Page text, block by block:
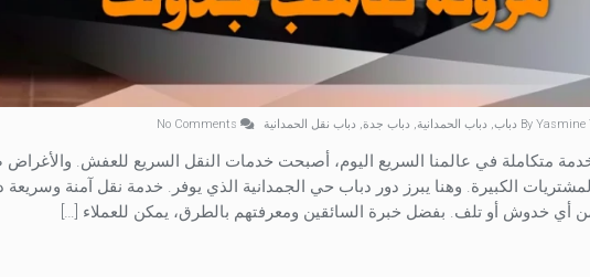
Yasmine دباب دباب الحمدانية دباب جدة دباب نقل الحمدانية
متكاملة في عالمنا السريع اليوم، أصبحت خدمات النقل السريع للعفش. والأغراض
الكبيرة. وهنا يبرز دور دباب حي الجمدانية الذي يوفر. خدمة نقل آمنة
أي خدوش أو تلف. بفضل خبرة السائقين ومعرفتهم بالطرق، يمكن للعملاء […]